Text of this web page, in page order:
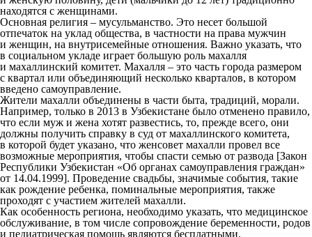
находятся с женщинами.
Основная религия – мусульманство. Это несет большой
отпечаток на уклад общества, в частности на права мужчин
и женщин, на внутрисемейные отношения. Важно указать, что
в социальном укладе играет большую роль махалля
и махаллинский комитет. Махалля – это часть города размером
с квартал или объединяющий несколько кварталов, в котором
введено самоуправление.
Жители махалли объединены в части быта, традиций, морали.
Например, только в 2013 в Узбекистане было отменено правило,
что если муж и жена хотят развестись, то, прежде всего, они
должны получить справку в суд от махаллинского комитета,
в которой будет указано, что женсовет махалли провел все
возможные мероприятия, чтобы спасти семью от развода [Закон
Республики Узбекистан «Об органах самоуправления граждан»
от 14.04.1999]. Проведение свадьбы, значимые события, такие
как рождение ребенка, поминальные мероприятия, также
проходят с участием жителей махалли.
Как особенность региона, необходимо указать, что медицинское
обслуживание, в том числе сопровождение беременности, родов
и педиатрическая помощь являются бесплатными.